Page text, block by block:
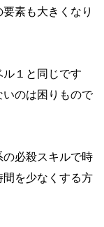
素も大きくなり
１と同じです
のは困りもので
必殺スキルで時
間を少なくする方